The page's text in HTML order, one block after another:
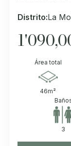
Distrito:La
Área total
46m²
3